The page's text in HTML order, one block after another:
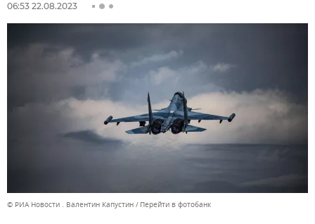
06:53 22.08.2023
© РИА Новости . Валентин Капустин Перейти в фотобанк